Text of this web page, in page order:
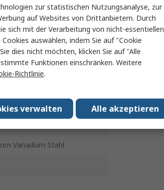
Vanadium Stahl
zur statistischen Nutzungsanalyse, zur
auf Websites von Drittanbietern. Durch
sich mit der Verarbeitung von nicht-essentiellen
auswählen, indem Sie auf "Cookie
dies nicht möchten, klicken Sie auf "Alle
Funktionen einschränken. Weitere
Richtlinie.
Alle akzeptieren
verwalten